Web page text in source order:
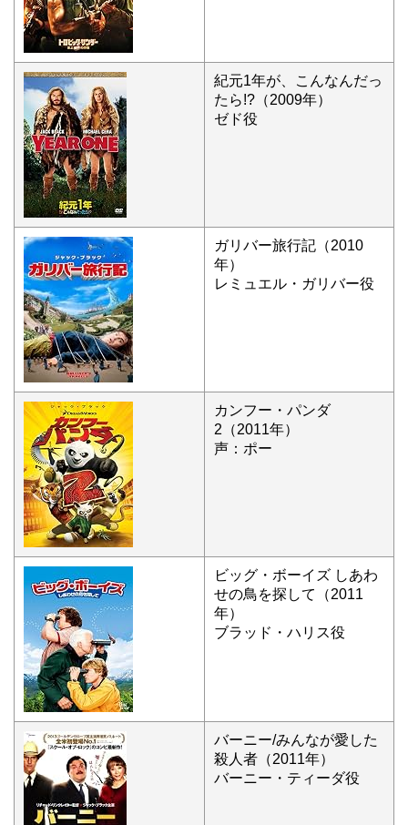
紀元1年が、こんなんだっ
たら!?（2009年）
ゼド役
ガリバー旅行記（2010
年）
レミュエル・ガリバー役
カンフー・パンダ
2（2011年）
声：ポー
ビッグ・ボーイズ しあわ
せの鳥を探して（2011
年）
ブラッド・ハリス役
バーニー/みんなが愛した
殺人者（2011年）
バーニー・ティーダ役